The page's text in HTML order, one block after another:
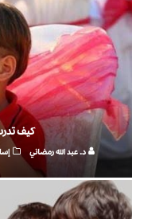
كيف
د. عبد الله رمضاني